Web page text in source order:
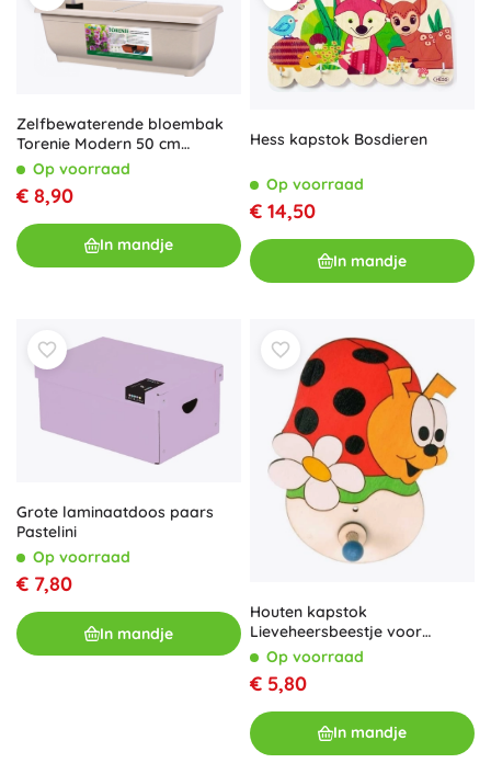
Zelfbewaterende bloembak
Torenie Modern 50 cm
lichtbruin
Op voorraad
€ 8,90
In mandje
Hess kapstok Bosdieren
Op voorraad
€ 14,50
In mandje
Grote laminaatdoos paars
Pastelini
Op voorraad
€ 7,80
In mandje
Houten kapstok
Lieveheersbeestje voor
kinderen
Op voorraad
€ 5,80
In mandje